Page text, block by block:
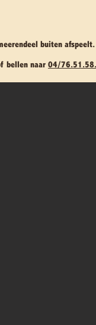
buiten
bellen naar 04/